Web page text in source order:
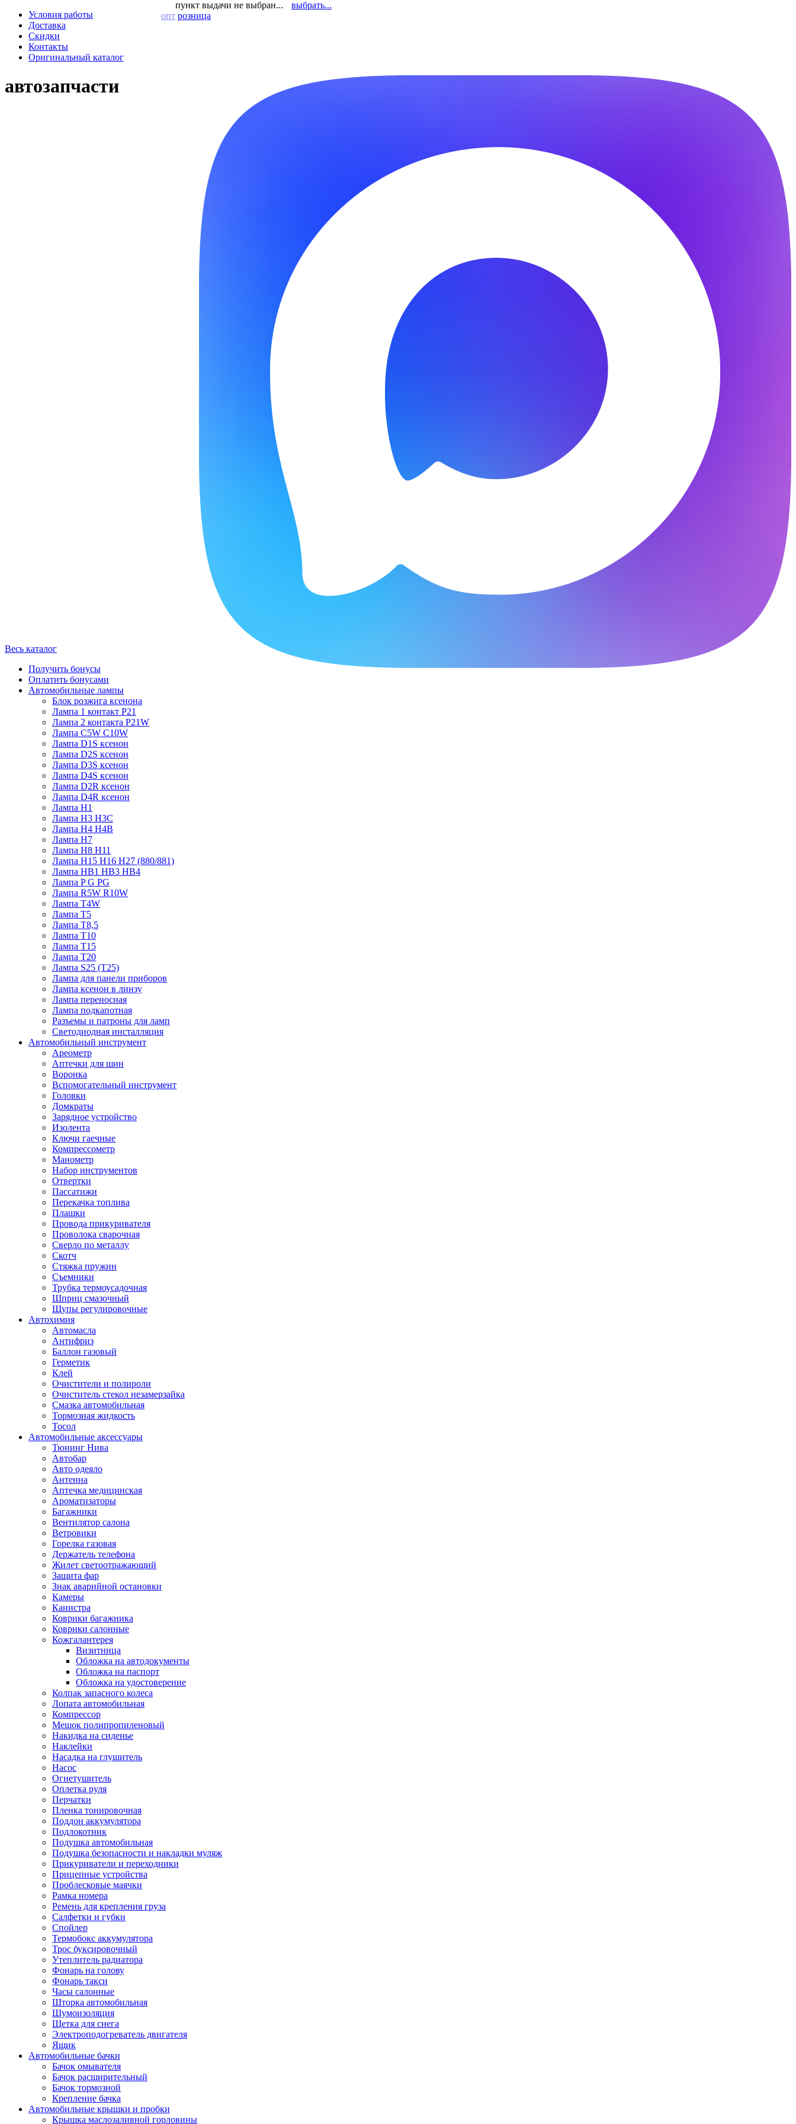
Условия работы
Доставка
Скидки
Контакты
Оригинальный каталог
пункт выдачи не выбран...
выбрать...
опт розница
автозапчасти
Весь каталог
Получить бонусы
Оплатить бонусами
Автомобильные лампы
Блок розжига ксенона
Лампа 1 контакт P21
Лампа 2 контакта P21W
Лампа C5W C10W
Лампа D1S ксенон
Лампа D2S ксенон
Лампа D3S ксенон
Лампа D4S ксенон
Лампа D2R ксенон
Лампа D4R ксенон
Лампа H1
Лампа H3 H3C
Лампа H4 H4B
Лампа H7
Лампа H8 H11
Лампа H15 H16 H27 (880/881)
Лампа HB1 HB3 HB4
Лампа P G PG
Лампа R5W R10W
Лампа T4W
Лампа T5
Лампа T8,5
Лампа T10
Лампа T15
Лампа T20
Лампа S25 (T25)
Лампа для панели приборов
Лампа ксенон в линзу
Лампа переносная
Лампа подкапотная
Разъемы и патроны для ламп
Светодиодная инсталляция
Автомобильный инструмент
Ареометр
Аптечки для шин
Воронка
Вспомогательный инструмент
Головки
Домкраты
Зарядное устройство
Изолента
Ключи гаечные
Компрессометр
Манометр
Набор инструментов
Отвертки
Пассатижи
Перекачка топлива
Плашки
Провода прикуривателя
Проволока сварочная
Сверло по металлу
Скотч
Стяжка пружин
Съемники
Трубка термоусадочная
Шприц смазочный
Щупы регулировочные
Автохимия
Автомасла
Антифриз
Баллон газовый
Герметик
Клей
Очистители и полироли
Очиститель стекол незамерзайка
Смазка автомобильная
Тормозная жидкость
Тосол
Автомобильные аксессуары
Тюнинг Нива
Автобар
Авто одеяло
Антенна
Аптечка медицинская
Ароматизаторы
Багажники
Вентилятор салона
Ветровики
Горелка газовая
Держатель телефона
Жилет светоотражающий
Защита фар
Знак аварийной остановки
Камеры
Канистра
Коврики багажника
Коврики салонные
Кожгалантерея
Визитница
Обложка на автодокументы
Обложка на паспорт
Обложка на удостоверение
Колпак запасного колеса
Лопата автомобильная
Компрессор
Мешок полипропиленовый
Накидка на сиденье
Наклейки
Насадка на глушитель
Насос
Огнетушитель
Оплетка руля
Перчатки
Пленка тонировочная
Поддон аккумулятора
Подлокотник
Подушка автомобильная
Подушка безопасности и накладки муляж
Прикуриватели и переходники
Прицепные устройства
Проблесковые маячки
Рамка номера
Ремень для крепления груза
Салфетки и губки
Спойлер
Термобокс аккумулятора
Трос буксировочный
Утеплитель радиатора
Фонарь на голову
Фонарь такси
Часы салонные
Шторка автомобильная
Шумоизоляция
Щетка для снега
Электроподогреватель двигателя
Ящик
Автомобильные бачки
Бачок омывателя
Бачок расширительный
Бачок тормозной
Крепление бачка
Автомобильные крышки и пробки
Крышка маслозаливной горловины